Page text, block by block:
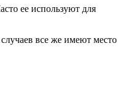
ее используют для
все же имеют место